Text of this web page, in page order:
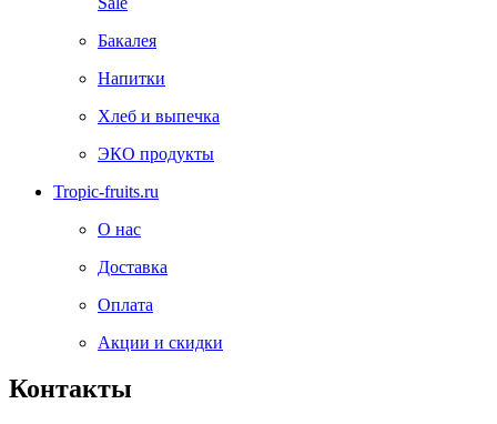
Бакалея
Напитки
Хлеб и выпечка
ЭКО продукты
Tropic-fruits.ru
О нас
Доставка
Оплата
Акции и скидки
Контакты